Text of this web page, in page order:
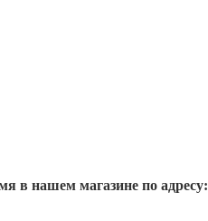
в нашем магазине по адресу: